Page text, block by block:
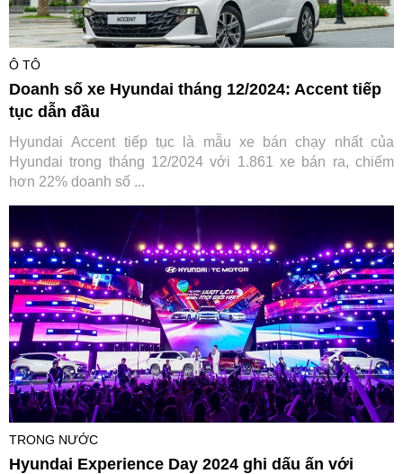
Ô TÔ
Doanh số xe Hyundai tháng 12/2024: Accent tiếp
tục dẫn đầu
Hyundai Accent tiếp tục là mẫu xe bán chạy nhất của
Hyundai trong tháng 12/2024 với 1.861 xe bán ra, chiếm
hơn 22% doanh số ...
TRONG NƯỚC
Hyundai Experience Day 2024 ghi dấu ấn với